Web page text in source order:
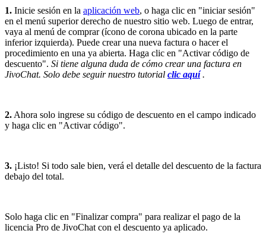
1. Inicie sesión en la aplicación web, o haga clic en "iniciar sesión"
en el menú superior derecho de nuestro sitio web. Luego de entrar,
vaya al menú de comprar (ícono de corona ubicado en la parte
inferior izquierda). Puede crear una nueva factura o hacer el
procedimiento en una ya abierta. Haga clic en "Activar código de
descuento". Si tiene alguna duda de cómo crear una factura en
JivoChat. Solo debe seguir nuestro tutorial clic aquí .
2.Ahora solo ingrese su código de descuento en el campo indicado
y haga clic en "Activar código".
3. ¡Listo! Si todo sale bien, verá el detalle del descuento de la factura
debajo del total.
Solo haga clic en "Finalizar compra" para realizar el pago de la
licencia Pro de JivoChat con el descuento ya aplicado.